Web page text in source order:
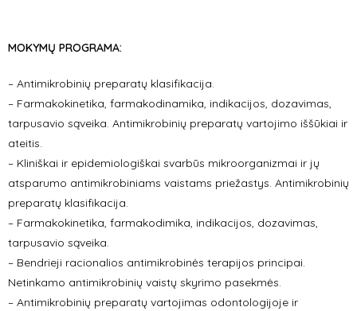
MOKYMŲ PROGRAMA:
– Antimikrobinių preparatų klasifikacija.
– Farmakokinetika, farmakodinamika, indikacijos, dozavimas,
tarpusavio sąveika. Antimikrobinių preparatų vartojimo iššūkiai ir
ateitis.
– Kliniškai ir epidemiologiškai svarbūs mikroorganizmai ir jų
atsparumo antimikrobiniams vaistams priežastys. Antimikrobinių
preparatų klasifikacija.
– Farmakokinetika, farmakodimika, indikacijos, dozavimas,
tarpusavio sąveika.
– Bendrieji racionalios antimikrobinės terapijos principai.
Netinkamo antimikrobinių vaistų skyrimo pasekmės.
– Antimikrobinių preparatų vartojimas odontologijoje ir